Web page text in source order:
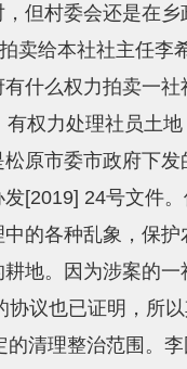
但村委会还是在
卖给本社社主任李
什么权力拍卖一
权力处理社员土
原市委市政府下
[2019] 24号文件
的各种乱象，保
地。因为涉案的
议也已证明，所
清理整治范围。